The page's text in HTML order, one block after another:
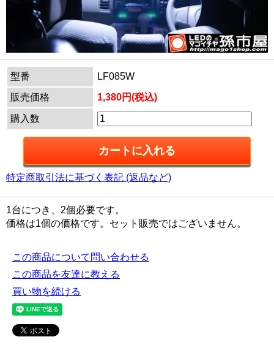
型番
LF085W
販売価格
1,380円(税込)
購入数
特定商取引法に基づく表記 (返品など)
1台につき、2個必要です。
価格は1個の価格です。セット販売ではございません。
この商品について問い合わせる
この商品を友達に教える
買い物を続ける